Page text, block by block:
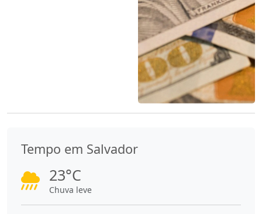
Tempo em Salvador
23°C
Chuva leve